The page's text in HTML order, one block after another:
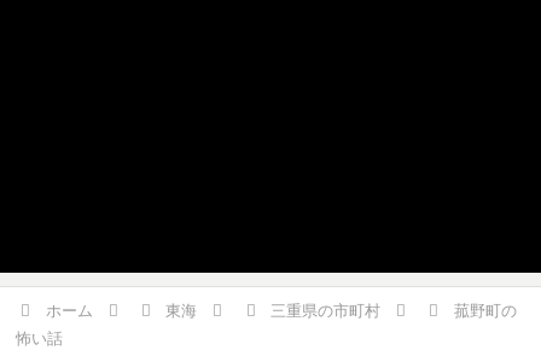
ホーム 東海 三重県の市町村
菰野町の
怖い話